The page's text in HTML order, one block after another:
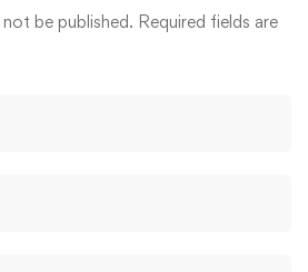
be published. Required fields are